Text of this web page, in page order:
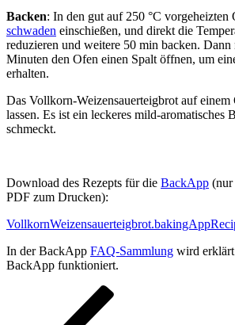
Backen: In den gut auf 250 °C
schwaden einschießen, und direkt die
reduzieren und weitere 50 min backen.
Minuten den Ofen einen Spalt öffnen, um
erhalten.
Das Vollkorn-Weizensauerteigbrot auf einem
lassen. Es ist ein leckeres mild-aromatisches
schmeckt.
Download des Rezepts für die BackApp
PDF zum Drucken):
In der BackApp FAQ-Sammlung wird
BackApp funktioniert.
Seitennummerierung